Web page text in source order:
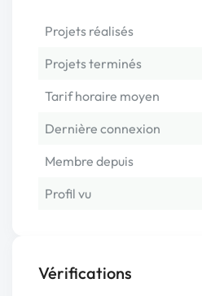
Projets réalisés
Projets terminés
Tarif horaire moyen
Dernière connexion
Membre depuis
Profil vu
Vérifications